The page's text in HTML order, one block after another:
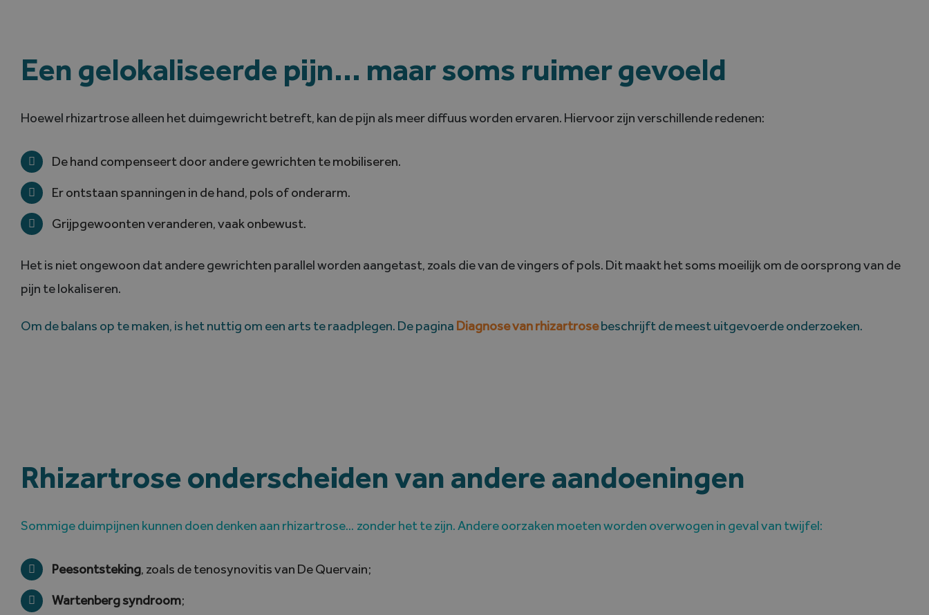
Een gelokaliseerde pijn… maar soms ruimer gevoeld
Hoewel rhizartrose alleen het duimgewricht betreft, kan de pijn als meer diffuus worden ervaren. Hiervoor zijn verschillende redenen:
De hand compenseert door andere gewrichten te mobiliseren.
Er ontstaan spanningen in de hand, pols of onderarm.
Grijpgewoonten veranderen, vaak onbewust.
Het is niet ongewoon dat andere gewrichten parallel worden aangetast, zoals die van de vingers of pols. Dit maakt het soms moeilijk om de oorsprong van de
pijn te lokaliseren.
Om de balans op te maken, is het nuttig om een arts te raadplegen. De pagina Diagnose van rhizartrosebeschrijft de meest uitgevoerde onderzoeken.
Rhizartrose onderscheiden van andere aandoeningen
Sommige duimpijnen kunnen doen denken aan rhizartrose… zonder het te zijn. Andere oorzaken moeten worden overwogen in geval van twijfel:
Peesontsteking, zoals de tenosynovitis van De Quervain;
Wartenberg syndroom;